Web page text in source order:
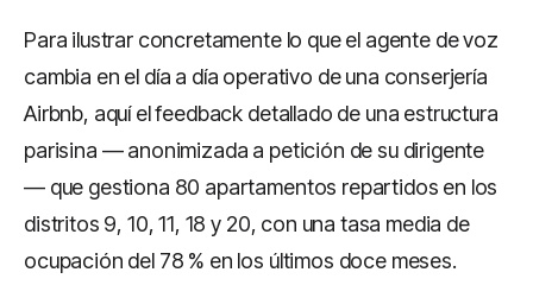
Para ilustrar concretamente lo que el agente de voz
cambia en el día a día operativo de una conserjería
Airbnb, aquí el feedback detallado de una estructura
parisina — anonimizada a petición de su dirigente
— que gestiona 80 apartamentos repartidos en los
distritos 9, 10, 11, 18 y 20, con una tasa media de
ocupación del 78 % en los últimos doce meses.